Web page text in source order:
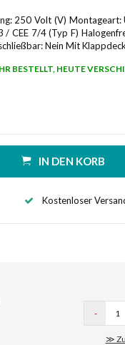
250 Volt (V) Montageart:
CEE 7/4 (Typ F)
Nein Mit
BESTELLT, HEUTE
IN DEN KORB
Kostenloser
-
≫